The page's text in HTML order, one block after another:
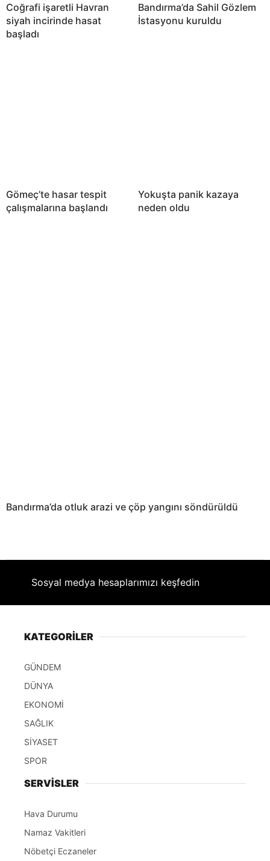
Coğrafi işaretli Havran
siyah incirinde hasat
başladı
Bandırma’da Sahil Gözlem
İstasyonu kuruldu
Gömeç’te hasar tespit
çalışmalarına başlandı
Yokuşta panik kazaya
neden oldu
Bandırma’da otluk arazi ve çöp yangını söndürüldü
Sosyal medya hesaplarımızı keşfedin
KATEGORİLER
GÜNDEM
DÜNYA
EKONOMİ
SAĞLIK
SİYASET
SPOR
SERVİSLER
Hava Durumu
Namaz Vakitleri
Nöbetçi Eczaneler